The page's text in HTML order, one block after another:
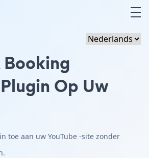
Booking
Plugin Op Uw
toe aan uw YouTube -site zonder